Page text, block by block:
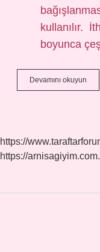
kullanılır.
boyunca
Devamını okuyun
https://
https://